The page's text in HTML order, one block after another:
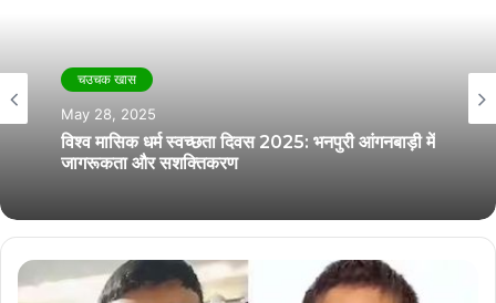
चउचक खास
May 28, 2025
विश्व मासिक धर्म स्वच्छता दिवस 2025: भनपुरी आंगनबाड़ी में
जागरूकता और सशक्तिकरण